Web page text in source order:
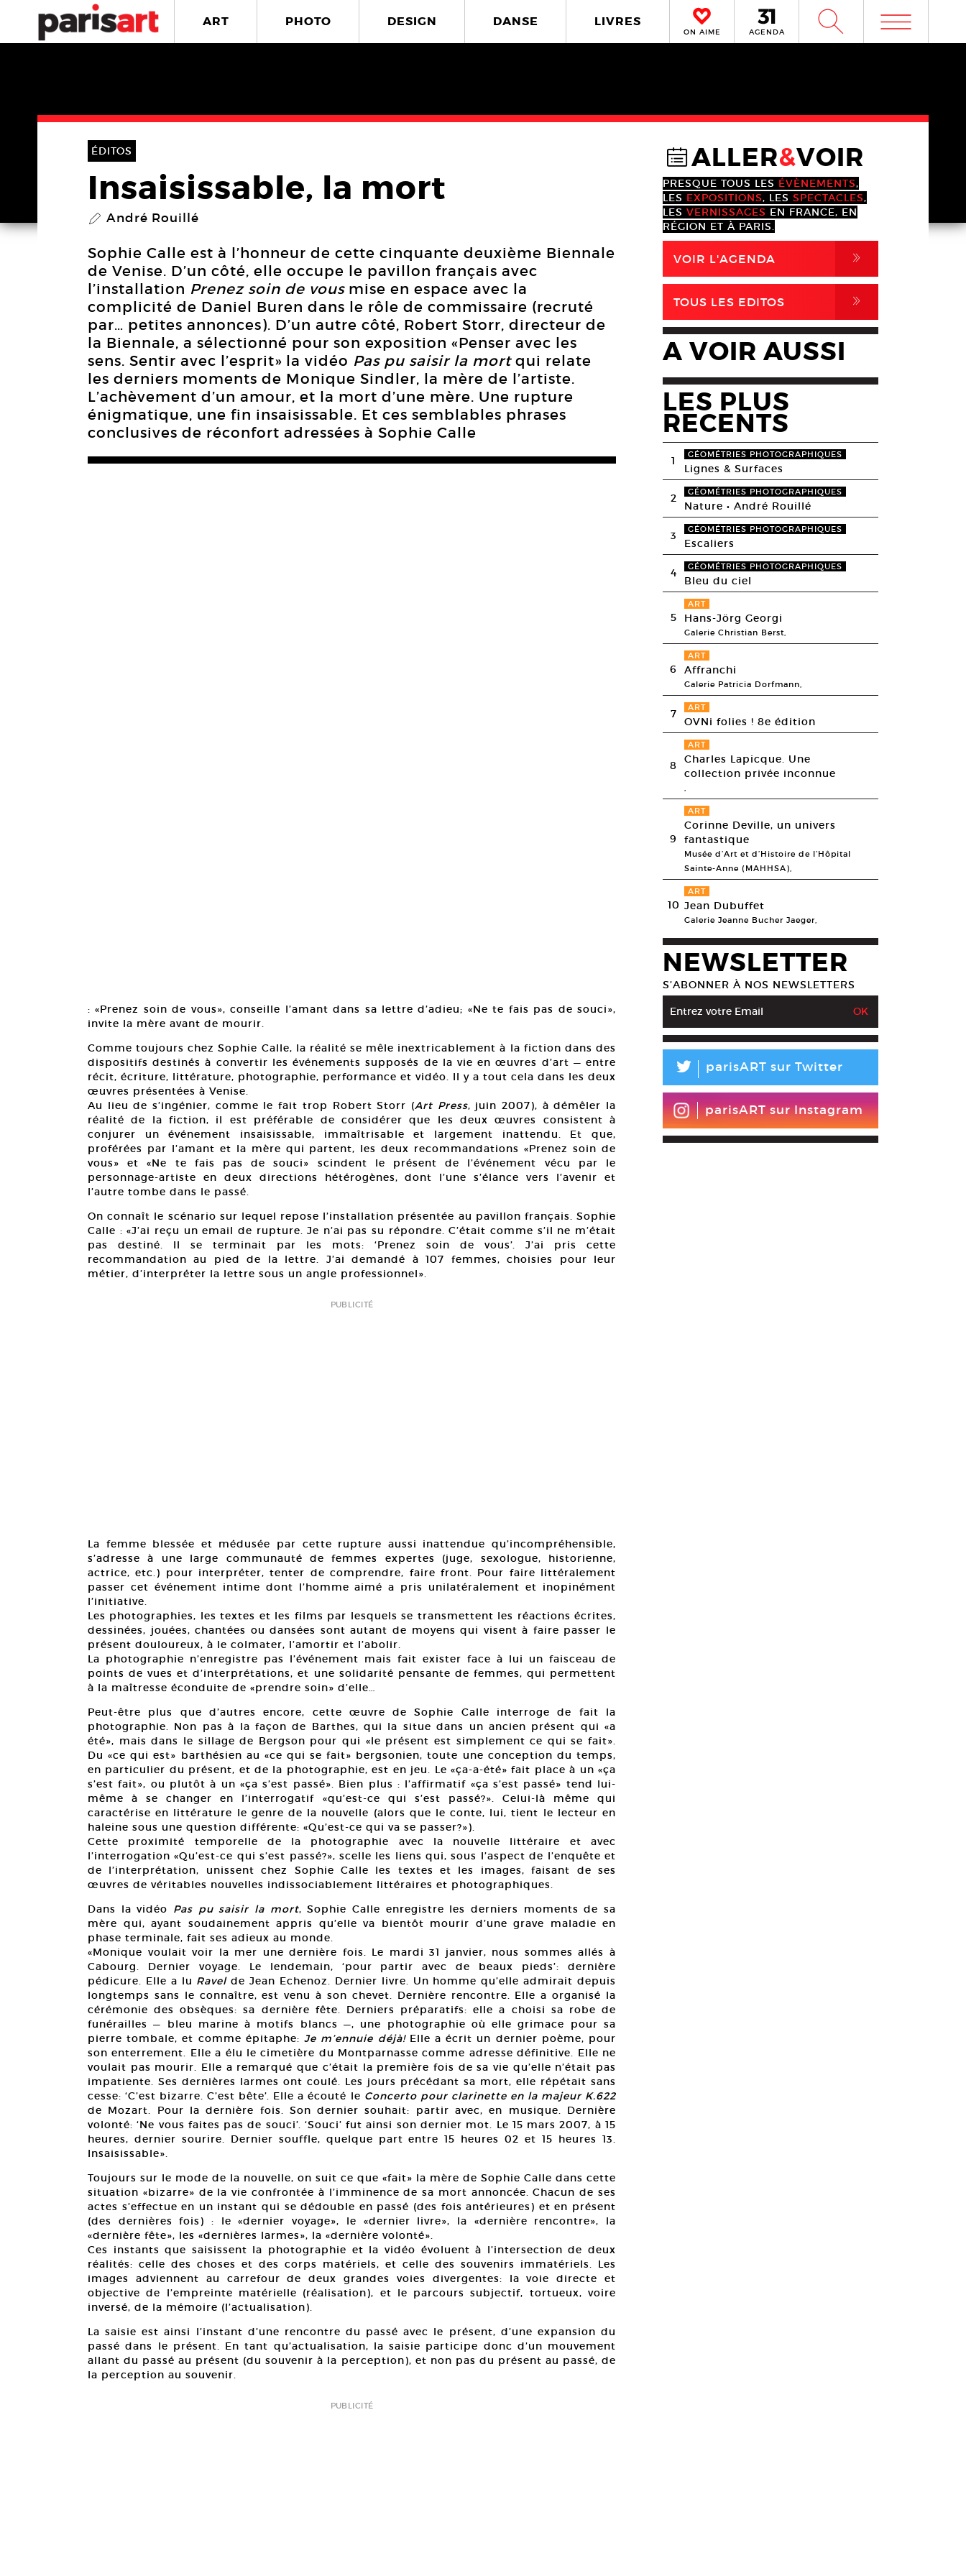
ART PHOTO DESIGN DANSE LIVRES
ON AIME AGENDA W m
ÉDITOS
Insaisissable, la mort
P André Rouillé
Sophie Calle est à l’honneur de cette cinquante deuxième Biennale
de Venise. D’un côté, elle occupe le pavillon français avec
l’installation Prenez soin de vousmise en espace avec la
complicité de Daniel Buren dans le rôle de commissaire (recruté
par… petites annonces). D’un autre côté, Robert Storr, directeur de
la Biennale, a sélectionné pour son exposition «Penser avec les
sens. Sentir avec l’esprit» la vidéo Pas pu saisir la mortqui relate
les derniers moments de Monique Sindler, la mère de l’artiste.
L’achèvement d’un amour, et la mort d’une mère. Une rupture
énigmatique, une fin insaisissable. Et ces semblables phrases
conclusives de réconfort adressées à Sophie Calle
: «Prenez soin de vous», conseille l’amant dans sa lettre d’adieu; «Ne te fais pas de souci»,
invite la mère avant de mourir.
Comme toujours chez Sophie Calle, la réalité se mêle inextricablement à la fiction dans des
dispositifs destinés à convertir les événements supposés de la vie en œuvres d’art — entre
récit, écriture, littérature, photographie, performance et vidéo. Il y a tout cela dans les deux
œuvres présentées à Venise.
Au lieu de s’ingénier, comme le fait trop Robert Storr (Art Press, juin 2007), à démêler la
réalité de la fiction, il est préférable de considérer que les deux œuvres consistent à
conjurer un événement insaisissable, immaîtrisable et largement inattendu. Et que,
proférées par l’amant et la mère qui partent, les deux recommandations «Prenez soin de
vous» et «Ne te fais pas de souci» scindent le présent de l’événement vécu par le
personnage-artiste en deux directions hétérogènes, dont l’une s’élance vers l’avenir et
l’autre tombe dans le passé.
On connaît le scénario sur lequel repose l’installation présentée au pavillon français. Sophie
Calle : «J’ai reçu un email de rupture. Je n’ai pas su répondre. C’était comme s’il ne m’était
pas destiné. Il se terminait par les mots: ‘Prenez soin de vous’. J’ai pris cette
recommandation au pied de la lettre. J’ai demandé à 107 femmes, choisies pour leur
métier, d’interpréter la lettre sous un angle professionnel».
PUBLICITÉ
La femme blessée et médusée par cette rupture aussi inattendue qu’incompréhensible,
s’adresse à une large communauté de femmes expertes (juge, sexologue, historienne,
actrice, etc.) pour interpréter, tenter de comprendre, faire front. Pour faire littéralement
passer cet événement intime dont l’homme aimé a pris unilatéralement et inopinément
l’initiative.
Les photographies, les textes et les films par lesquels se transmettent les réactions écrites,
dessinées, jouées, chantées ou dansées sont autant de moyens qui visent à faire passer le
présent douloureux, à le colmater, l’amortir et l’abolir.
La photographie n’enregistre pas l’événement mais fait exister face à lui un faisceau de
points de vues et d’interprétations, et une solidarité pensante de femmes, qui permettent
à la maîtresse éconduite de «prendre soin» d’elle…
Peut-être plus que d’autres encore, cette œuvre de Sophie Calle interroge de fait la
photographie. Non pas à la façon de Barthes, qui la situe dans un ancien présent qui «a
été», mais dans le sillage de Bergson pour qui «le présent est simplement ce qui se fait».
Du «ce qui est» barthésien au «ce qui se fait» bergsonien, toute une conception du temps,
en particulier du présent, et de la photographie, est en jeu. Le «ça-a-été» fait place à un «ça
s’est fait», ou plutôt à un «ça s’est passé». Bien plus : l’affirmatif «ça s’est passé» tend lui-
même à se changer en l’interrogatif «qu’est-ce qui s’est passé?». Celui-là même qui
caractérise en littérature le genre de la nouvelle (alors que le conte, lui, tient le lecteur en
haleine sous une question différente: «Qu’est-ce qui va se passer?»).
Cette proximité temporelle de la photographie avec la nouvelle littéraire et avec
l’interrogation «Qu’est-ce qui s’est passé?», scelle les liens qui, sous l’aspect de l’enquête et
de l’interprétation, unissent chez Sophie Calle les textes et les images, faisant de ses
œuvres de véritables nouvelles indissociablement littéraires et photographiques.
Dans la vidéo Pas pu saisir la mort, Sophie Calle enregistre les derniers moments de sa
mère qui, ayant soudainement appris qu’elle va bientôt mourir d’une grave maladie en
phase terminale, fait ses adieux au monde.
«Monique voulait voir la mer une dernière fois. Le mardi 31 janvier, nous sommes allés à
Cabourg. Dernier voyage. Le lendemain, ‘pour partir avec de beaux pieds’: dernière
pédicure. Elle a lu Ravelde Jean Echenoz. Dernier livre. Un homme qu’elle admirait depuis
longtemps sans le connaître, est venu à son chevet. Dernière rencontre. Elle a organisé la
cérémonie des obsèques: sa dernière fête. Derniers préparatifs: elle a choisi sa robe de
funérailles — bleu marine à motifs blancs —, une photographie où elle grimace pour sa
pierre tombale, et comme épitaphe:Je m’ennuie déjà!Elle a écrit un dernier poème, pour
son enterrement. Elle a élu le cimetière du Montparnasse comme adresse définitive. Elle ne
voulait pas mourir. Elle a remarqué que c’était la première fois de sa vie qu’elle n’était pas
impatiente. Ses dernières larmes ont coulé. Les jours précédant sa mort, elle répétait sans
cesse: ‘C’est bizarre. C’est bête’. Elle a écouté le Concerto pour clarinette en la majeur K.622
de Mozart. Pour la dernière fois. Son dernier souhait: partir avec, en musique. Dernière
volonté: ‘Ne vous faites pas de souci’. ‘Souci’ fut ainsi son dernier mot. Le 15 mars 2007, à 15
heures, dernier sourire. Dernier souffle, quelque part entre 15 heures 02 et 15 heures 13.
Insaisissable».
Toujours sur le mode de la nouvelle, on suit ce que «fait» la mère de Sophie Calle dans cette
situation «bizarre» de la vie confrontée à l’imminence de sa mort annoncée. Chacun de ses
actes s’effectue en un instant qui se dédouble en passé (des fois antérieures) et en présent
(des dernières fois) : le «dernier voyage», le «dernier livre», la «dernière rencontre», la
«dernière fête», les «dernières larmes», la «dernière volonté».
Ces instants que saisissent la photographie et la vidéo évoluent à l’intersection de deux
réalités: celle des choses et des corps matériels, et celle des souvenirs immatériels. Les
images adviennent au carrefour de deux grandes voies divergentes: la voie directe et
objective de l’empreinte matérielle (réalisation), et le parcours subjectif, tortueux, voire
inversé, de la mémoire (l’actualisation).
La saisie est ainsi l’instant d’une rencontre du passé avec le présent, d’une expansion du
passé dans le présent. En tant qu’actualisation, la saisie participe donc d’un mouvement
allant du passé au présent (du souvenir à la perception), et non pas du présent au passé, de
la perception au souvenir.
PUBLICITÉ
@ALLER&VOIR
PRESQUE TOUS LES ÉVÈNEMENTS,
LES EXPOSITIONS, LES SPECTACLES,
LES VERNISSAGES EN FRANCE, EN
RÉGION ET À PARIS.
VOIR L'AGENDA ,
TOUS LES EDITOS ,
A VOIR AUSSI
LES PLUS
RECENTS
1 GÉOMÉTRIES PHOTOGRAPHIQUES
Lignes & Surfaces
2 GÉOMÉTRIES PHOTOGRAPHIQUES
Nature • André Rouillé
3 GÉOMÉTRIES PHOTOGRAPHIQUES
Escaliers
4 GÉOMÉTRIES PHOTOGRAPHIQUES
Bleu du ciel
5
ART
Hans-Jörg Georgi
Galerie Christian Berst,
6
ART
Affranchi
Galerie Patricia Dorfmann,
7 ART
OVNi folies ! 8e édition
8
ART
Charles Lapicque. Une
collection privée inconnue
,
9
ART
Corinne Deville, un univers
fantastique
Musée d’Art et d’Histoire de l’Hôpital
Sainte-Anne (MAHHSA),
10
ART
Jean Dubuffet
Galerie Jeanne Bucher Jaeger,
NEWSLETTER
S’ABONNER À NOS NEWSLETTERS
L parisART sur Twitter
parisART sur Instagram